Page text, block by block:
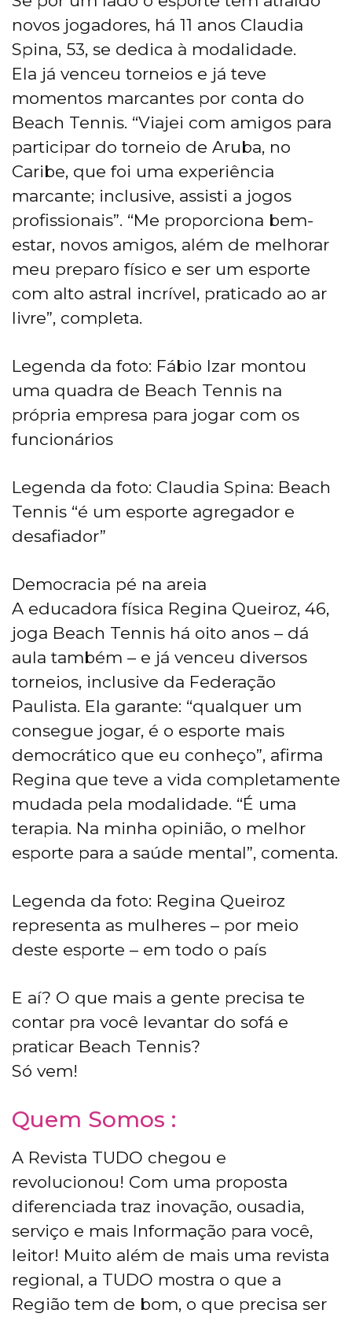
novos jogadores, há 11 anos Claudia
Spina, 53, se dedica à modalidade.
Ela já venceu torneios e já teve
momentos marcantes por conta do
Beach Tennis. “Viajei com amigos para
participar do torneio de Aruba, no
Caribe, que foi uma experiência
marcante; inclusive, assisti a jogos
profissionais”. “Me proporciona bem-
estar, novos amigos, além de melhorar
meu preparo físico e ser um esporte
com alto astral incrível, praticado ao ar
livre”, completa.
Legenda da foto: Fábio Izar montou
uma quadra de Beach Tennis na
própria empresa para jogar com os
funcionários
Legenda da foto: Claudia Spina: Beach
Tennis “é um esporte agregador e
desafiador”
Democracia pé na areia
A educadora física Regina Queiroz, 46,
joga Beach Tennis há oito anos – dá
aula também – e já venceu diversos
torneios, inclusive da Federação
Paulista. Ela garante: “qualquer um
consegue jogar, é o esporte mais
democrático que eu conheço”, afirma
Regina que teve a vida completamente
mudada pela modalidade. “É uma
terapia. Na minha opinião, o melhor
esporte para a saúde mental”, comenta.
Legenda da foto: Regina Queiroz
representa as mulheres – por meio
deste esporte – em todo o país
E aí? O que mais a gente precisa te
contar pra você levantar do sofá e
praticar Beach Tennis?
Só vem!
Quem Somos :
A Revista TUDO chegou e
revolucionou! Com uma proposta
diferenciada traz inovação, ousadia,
serviço e mais Informação para você,
leitor! Muito além de mais uma revista
regional, a TUDO mostra o que a
Região tem de bom, o que precisa ser